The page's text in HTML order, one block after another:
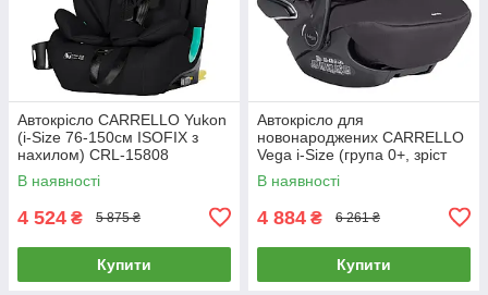
Автокрісло CARRELLO Yukon
(i-Size 76-150см ISOFIX з
нахилом) CRL-15808
Midnight Black
В наявності
4 524 ₴ 5 875 ₴
Купити
Автокрісло для
новонароджених CARRELLO
Vega i-Size (група 0+, зріст
40-87см) CRL-14101 Absolute
Black Чорний
В наявності
4 884 ₴ 6 261 ₴
Купити